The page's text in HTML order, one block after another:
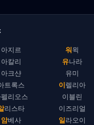
아지르
아칼리
아크샨
트록스
리오스
알리스타
암베사
워윅
유나라
유미
이렐리아
이블린
이즈리얼
일라오이